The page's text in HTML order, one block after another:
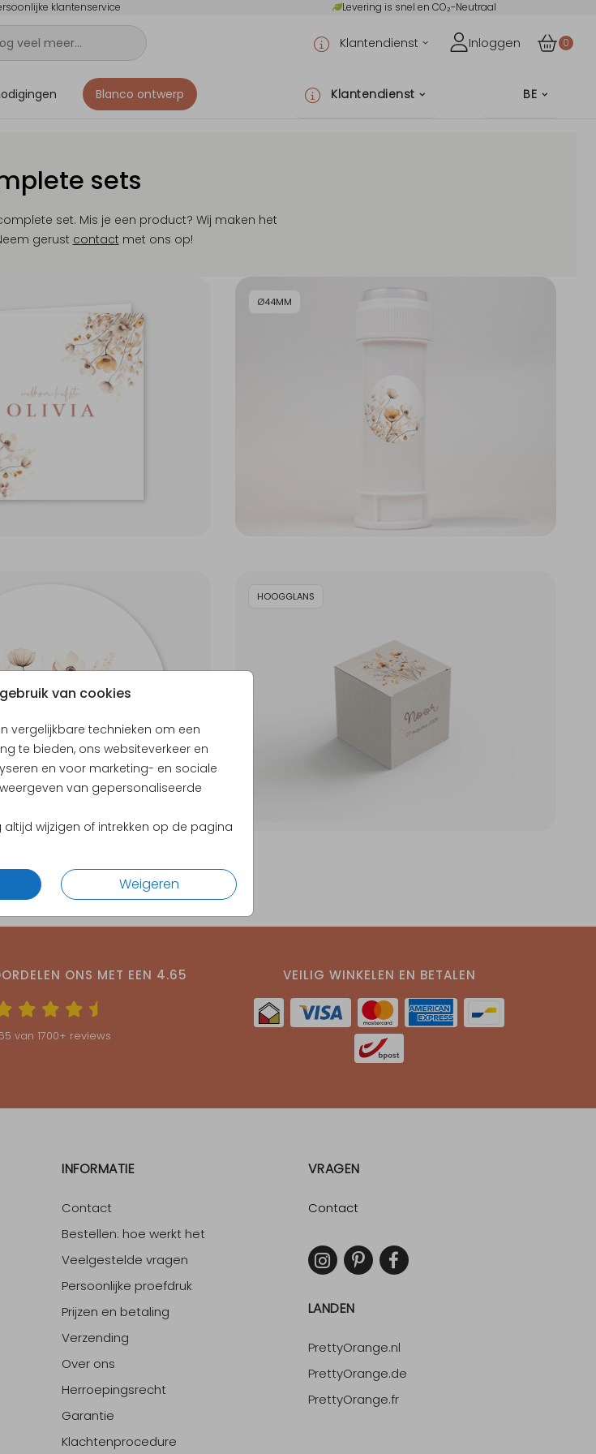
klantenservice Levering is snel en CO₂-Neutraal
Klantendienst Inloggen 0
Blanco ontwerp Klantendienst BE
van cookies
vergelijkbare technieken om een
te bieden, ons websiteverkeer en
en voor marketing- en sociale
van gepersonaliseerde
wijzigen of intrekken op de pagina
Weigeren
sets
set. Mis je een product? Wij maken het
gerust contact met ons op!
Ø44MM
HOOGGLANS
ONS MET EEN 4.65
van 1700+ reviews
VEILIG WINKELEN EN BETALEN
INFORMATIE
Contact
Bestellen: hoe werkt het
Veelgestelde vragen
Persoonlijke proefdruk
Prijzen en betaling
Verzending
Over ons
Herroepingsrecht
Garantie
Klachtenprocedure
VRAGEN
Contact
LANDEN
PrettyOrange.nl
PrettyOrange.de
PrettyOrange.fr